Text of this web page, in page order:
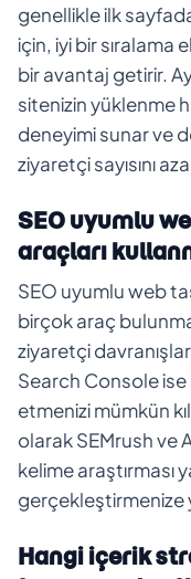
genellikle ilk
için, iyi bir sıralama
bir avantaj getirir.
sitenizin yüklenme
deneyimi sunar ve
ziyaretçi sayısını
SEO uyumlu
araçları
SEO uyumlu web
birçok araç
ziyaretçi
Search Console ise
etmenizi mümkün
olarak SEMrush ve
kelime araştırması
gerçekleştirmenize
Hangi içerik